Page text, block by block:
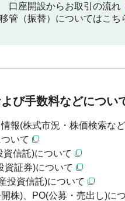
口座開設からお取引の流れ
移管（振替）についてはこち
び手数料などについ
報(株式市況・株価検索な
いて
資信託)について
資証券)について
投資信託)について
開株)、PO(公募・売出し)に